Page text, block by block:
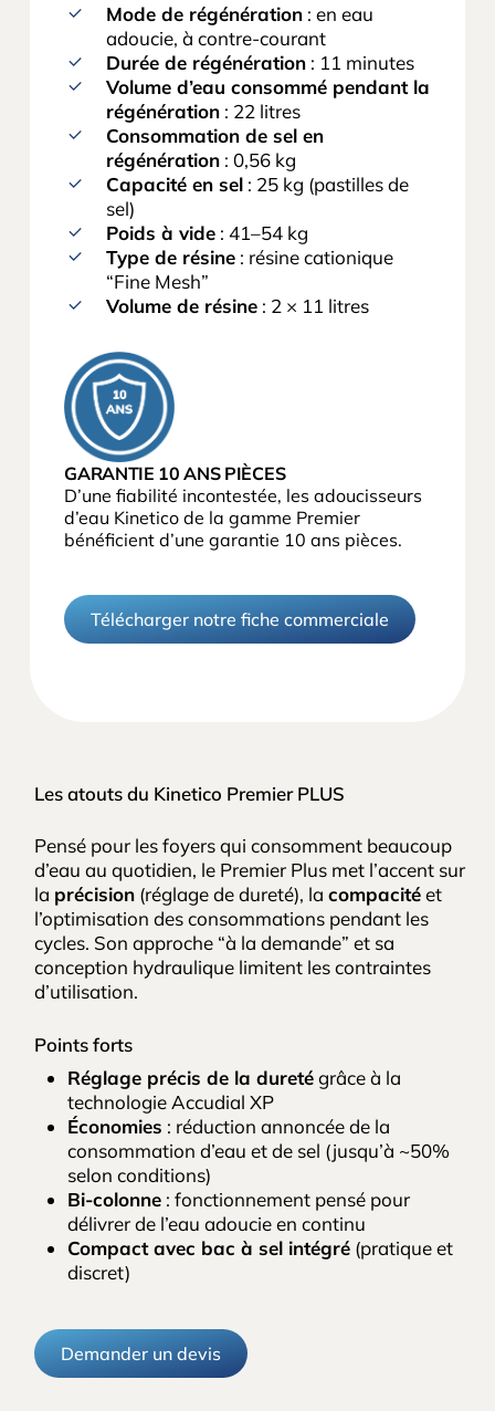
Mode de régénération : en eau
adoucie, à contre-courant
Durée de régénération : 11 minutes
Volume d’eau consommé pendant la
régénération : 22 litres
Consommation de sel en
régénération : 0,56 kg
Capacité en sel : 25 kg (pastilles de
sel)
Poids à vide : 41–54 kg
Type de résine : résine cationique
“Fine Mesh”
Volume de résine : 2 × 11 litres
GARANTIE 10 ANS PIÈCES
D’une fiabilité incontestée, les adoucisseurs
d’eau Kinetico de la gamme Premier
bénéficient d’une garantie 10 ans pièces.
Télécharger notre fiche commerciale
Les atouts du Kinetico Premier PLUS
Pensé pour les foyers qui consomment beaucoup
d’eau au quotidien, le Premier Plus met l’accent sur
la précision(réglage de dureté), la compacitéet
l’optimisation des consommations pendant les
cycles. Son approche “à la demande” et sa
conception hydraulique limitent les contraintes
d’utilisation.
Points forts
Réglage précis de la duretégrâce à la
technologie Accudial XP
Économies : réduction annoncée de la
consommation d’eau et de sel (jusqu’à ~50%
selon conditions)
Bi-colonne: fonctionnement pensé pour
délivrer de l’eau adoucie en continu
Compact avec bac à sel intégré(pratique et
discret)
Demander un devis